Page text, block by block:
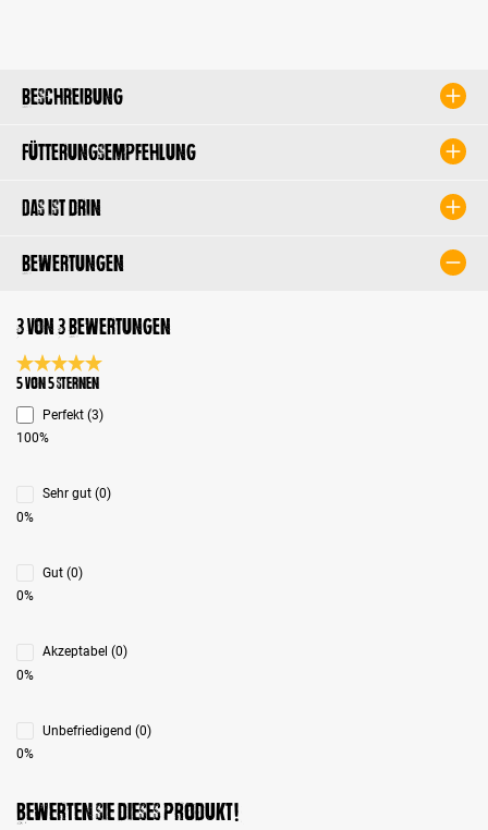
Beschreibung
Fütterungsempfehlung
Das ist drin
Bewertungen
3 von 3 Bewertungen
Durchschnittliche Bewertung 5 von 5 Sternen
5 von 5 Sternen
Perfekt (3)
100%
Sehr gut (0)
0%
Gut (0)
0%
Akzeptabel (0)
0%
Unbefriedigend (0)
0%
Bewerten Sie dieses Produkt!